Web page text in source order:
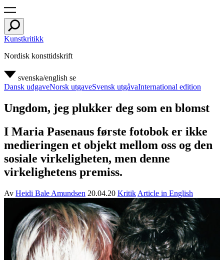
Kunstkritikk
Nordisk konsttidskrift
svenska/english se
Dansk udgaveNorsk utgaveSvensk utgåvaInternational edition
Ungdom, jeg plukker deg som en blomst
I Maria Pasenaus første fotobok er ikke
medieringen et objekt mellom oss og den
sosiale virkeligheten, men denne
virkelighetens premiss.
Av Heidi Bale Amundsen 20.04.20 Kritik Article in English